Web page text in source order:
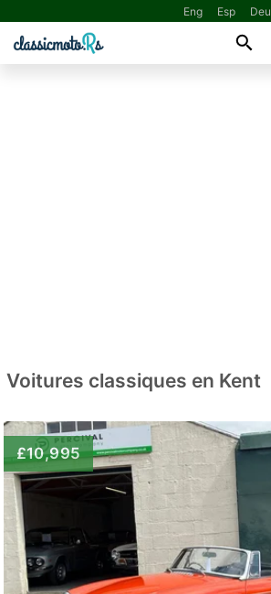
Eng Esp Deu
Voitures classiques en Kent
£10,995